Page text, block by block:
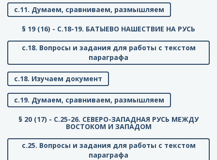
с.11. Думаем, сравниваем, размышляем
§ 19 (16) - C.18-19. БАТЫЕВО НАШЕСТВИЕ НА РУСЬ
с.18. Вопросы и задания для работы с текстом
параграфа
с.18. Изучаем документ
с.19. Думаем, сравниваем, размышляем
§ 20 (17) - C.25-26. СЕВЕРО-ЗАПАДНАЯ РУСЬ МЕЖДУ
ВОСТОКОМ И ЗАПАДОМ
с.25. Вопросы и задания для работы с текстом
параграфа